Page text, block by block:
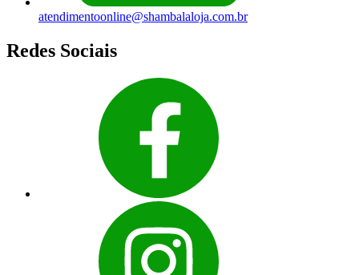
atendimentoonline@shambalaloja.com.br
Redes Sociais